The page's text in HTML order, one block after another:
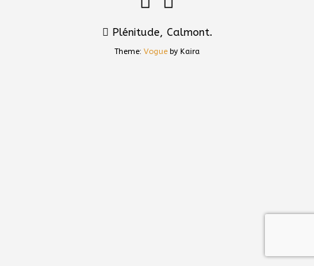
Plénitude, Calmont.
Theme: Vogue by Kaira